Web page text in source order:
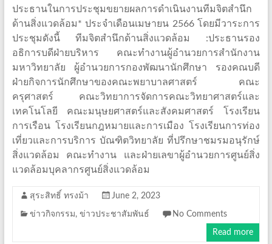
ประธานในการประชุมขยายผลการดำเนินงานทีมจิตสำนึก
ด้านสิ่งแวดล้อม* ประจำเดือนเมษายน 2566 โดยมีวาระการ
ประชุมดังนี้ ทีมจิตสำนึกด้านสิ่งแวดล้อม :ประธานรอง
อธิการบดีฝ่ายบริหาร คณะทำงานผู้อำนวยการสำนักงาน
มหาวิทยาลัย ผู้อำนวยการกองพัฒนานักศึกษา รองคณบดี
ฝ่ายกิจการนักศึกษาของคณะพยาบาลศาสตร์ คณะ
ครุศาสตร์ คณะวิทยาการจัดการคณะวิทยาศาสตร์และ
เทคโนโลยี คณะมนุษยศาสตร์และสังคมศาสตร์ โรงเรียน
การเรือน โรงเรียนกฎหมายและการเมือง โรงเรียนการท่อง
เที่ยวและการบริการ บัณฑิตวิทยาลัย ที่ปรึกษาชมรมอนุรักษ์
สิ่งแวดล้อม คณะทำงาน และฝ่ายเลขาผู้อำนวยการศูนย์สิ่ง
แวดล้อมบุคลากรศูนย์สิ่งแวดล้อม
สุระสิทธิ์ ทรงม้า June 2, 2023
ข่าวกิจกรรม, ข่าวประชาสัมพันธ์ No Comments
Read more